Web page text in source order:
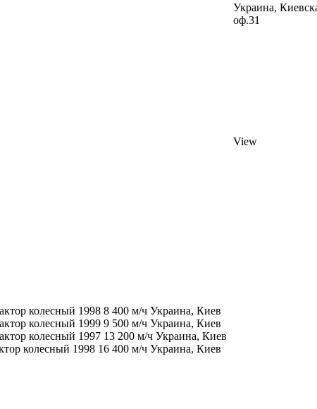
Украина,
оф.31
View
колесный 1998 8 400 м/ч Украина, Киев
колесный 1999 9 500 м/ч Украина, Киев
колесный 1997 13 200 м/ч Украина, Киев
колесный 1998 16 400 м/ч Украина, Киев